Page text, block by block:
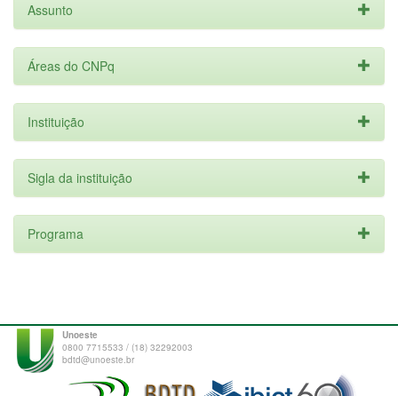
Assunto
Áreas do CNPq
Instituição
Sigla da instituição
Programa
Unoeste
0800 7715533 / (18) 32292003
bdtd@unoeste.br